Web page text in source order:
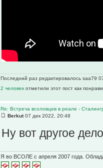
Последний раз редактировалось saa79
2 человек отметили этот пост как
Re: Встреча всоловцев в реале -
Berkut07 дек 2022, 20:48
Ну вот другое
Я во ВСОЛЕ с апреля 2007 года.